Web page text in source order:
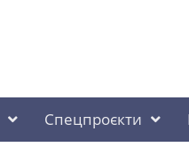
Спецпроєкти